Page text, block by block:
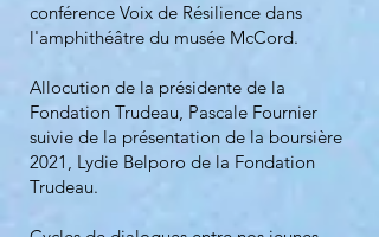
conférence Voix de Résilience dans
l'amphithéâtre du musée McCord.
Allocution de la présidente de la
Fondation Trudeau, Pascale Fournier
suivie de la présentation de la boursière
2021, Lydie Belporo de la Fondation
Trudeau.